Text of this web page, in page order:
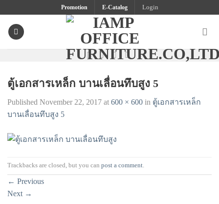
content
Promotion E-Catalog Login
ตู้เอกสารเหล็ก บานเลื่อนทึบสูง 5
Published November 22, 2017 at 600 × 600 in ตู้เอกสารเหล็ก
บานเลื่อนทึบสูง 5
Trackbacks are closed, but you can post a comment.
← Previous
Next →